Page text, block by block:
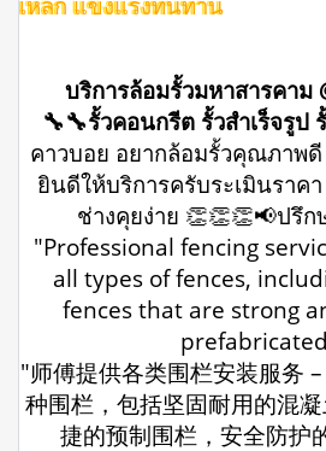
บริการล้อมรั้วมหาสารคาม
🔧🔧รั้วคอนกรีต รั้วสำเร็จรูป
คาวบอย อยากล้อมรั้วคุณภาพดี
ยินดีให้บริการครับระเมินราค
ช่างคุยง่าย 👏👏👏📢ปรึก
"Professional fencing
all types of fences,
fences that are strong
prefabricated
"师傅提供各类围栏安装服务
种围栏，包括坚固耐用的混
捷的预制围栏，安全防护